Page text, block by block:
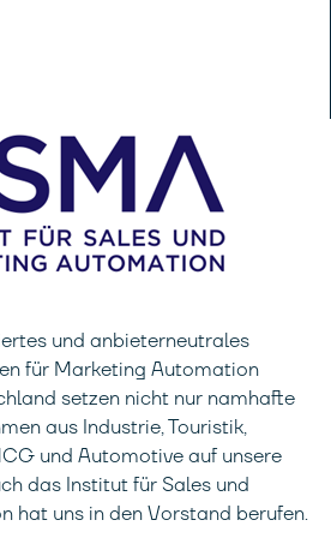
und anbieterneutrales
für Marketing Automation
setzen nicht nur namhafte
aus Industrie, Touristik,
und Automotive auf unsere
das Institut für Sales und
hat uns in den Vorstand berufen.